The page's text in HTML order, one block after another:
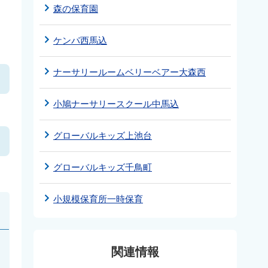
森の保育園
ケンパ西馬込
ナーサリールームベリーベアー大森西
小鳩ナーサリースクール中馬込
グローバルキッズ上池台
グローバルキッズ千鳥町
小規模保育所一時保育
関連情報